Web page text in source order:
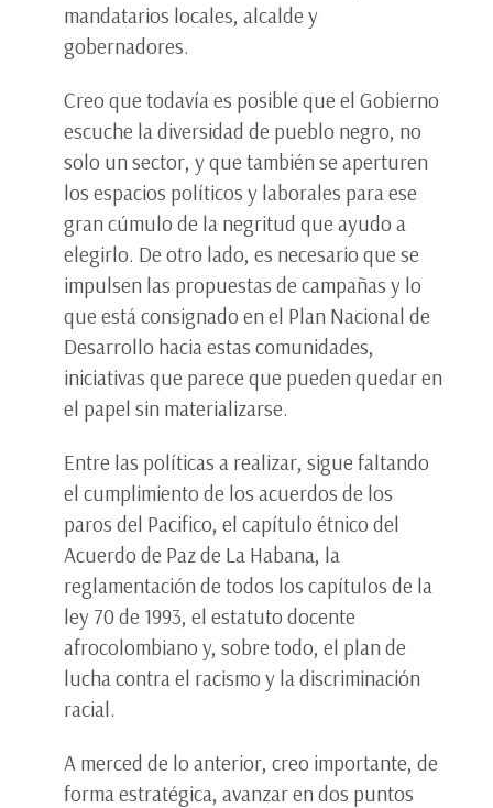
mandatarios locales, alcalde y
gobernadores.
Creo que todavía es posible que el Gobierno
escuche la diversidad de pueblo negro, no
solo un sector, y que también se aperturen
los espacios políticos y laborales para ese
gran cúmulo de la negritud que ayudo a
elegirlo. De otro lado, es necesario que se
impulsen las propuestas de campañas y lo
que está consignado en el Plan Nacional de
Desarrollo hacia estas comunidades,
iniciativas que parece que pueden quedar en
el papel sin materializarse.
Entre las políticas a realizar, sigue faltando
el cumplimiento de los acuerdos de los
paros del Pacifico, el capítulo étnico del
Acuerdo de Paz de La Habana, la
reglamentación de todos los capítulos de la
ley 70 de 1993, el estatuto docente
afrocolombiano y, sobre todo, el plan de
lucha contra el racismo y la discriminación
racial.
A merced de lo anterior, creo importante, de
forma estratégica, avanzar en dos puntos